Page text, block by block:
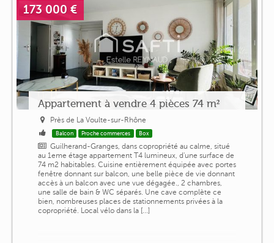
173 000 €
Appartement à vendre 4 pièces 74 m²
Près de La Voulte-sur-Rhône
Balcon Proche commerces Box
Guilherand-Granges, dans copropriété au calme, situé
au 1eme étage appartement T4 lumineux, d'une surface de
74 m2 habitables. Cuisine entièrement équipée avec portes
fenêtre donnant sur balcon, une belle pièce de vie donnant
accès à un balcon avec une vue dégagée., 2 chambres,
une salle de bain & WC séparés. Une cave complète ce
bien, nombreuses places de stationnements privées à la
copropriété. Local vélo dans la [...]